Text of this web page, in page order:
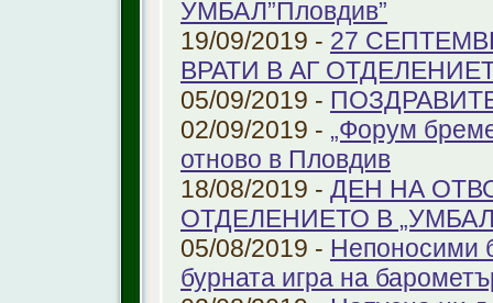
УМБАЛ”Пловдив”
19/09/2019 - 27
ВРАТИ В АГ
05/09/2019 -
02/09/2019 - „Форум
отново в Пловдив
18/08/2019 - ДЕН НА
ОТДЕЛЕНИЕТО В
05/08/2019 - Непоносими
бурната игра на